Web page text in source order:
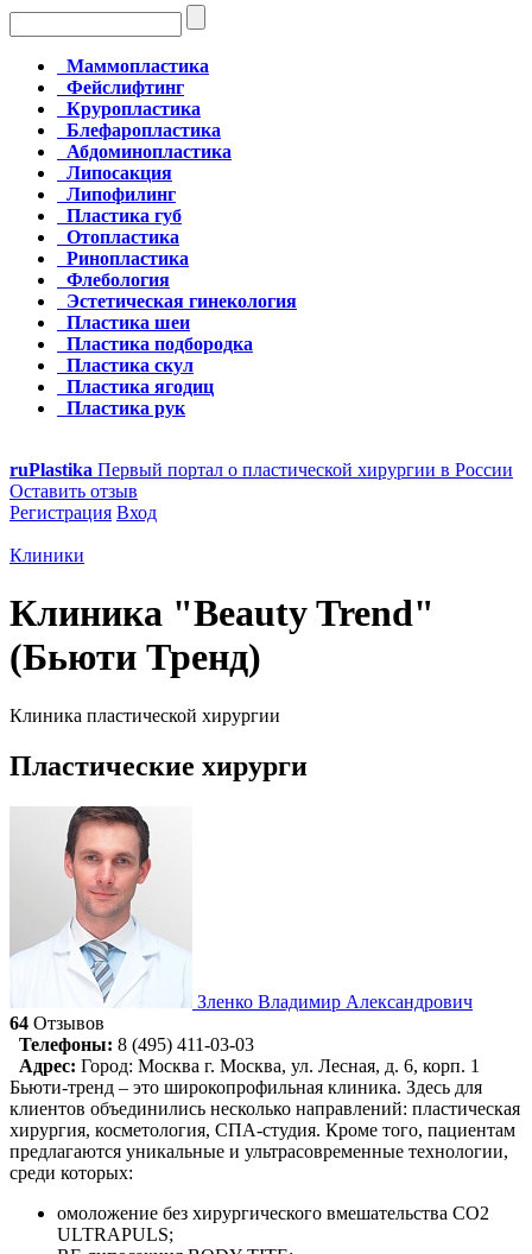
Маммопластика
Фейслифтинг
Круропластика
Блефаропластика
Абдоминопластика
Липосакция
Липофилинг
Пластика губ
Отопластика
Ринопластика
Флебология
Эстетическая гинекология
Пластика шеи
Пластика подбородка
Пластика скул
Пластика ягодиц
Пластика рук
ruPlastika Первый портал о пластической хирургии в России
Оставить отзыв
Регистрация Вход
Клиники
Клиника "Beauty Trend"
(Бьюти Тренд)
Клиника пластической хирургии
Пластические хирурги
Зленко Владимир Александрович
64 Отзывов
Телефоны: 8 (495) 411-03-03
Адрес: Город: Москва г. Москва, ул. Лесная, д. 6, корп. 1
Бьюти-тренд – это широкопрофильная клиника. Здесь для
клиентов объединились несколько направлений: пластическая
хирургия, косметология, СПА-студия. Кроме того, пациентам
предлагаются уникальные и ультрасовременные технологии,
среди которых:
омоложение без хирургического вмешательства CO2
ULTRAPULS;